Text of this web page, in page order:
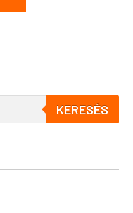
KERESÉS